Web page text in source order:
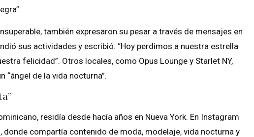
también expresaron su pesar a través de mensajes en
sus actividades y escribió: “Hoy perdimos a nuestra estrella
felicidad”. Otros locales, como Opus Lounge y Starlet NY,
“ángel de la vida nocturna”.
residía desde hacía años en Nueva York. En Instagram
compartía contenido de moda, modelaje, vida nocturna y